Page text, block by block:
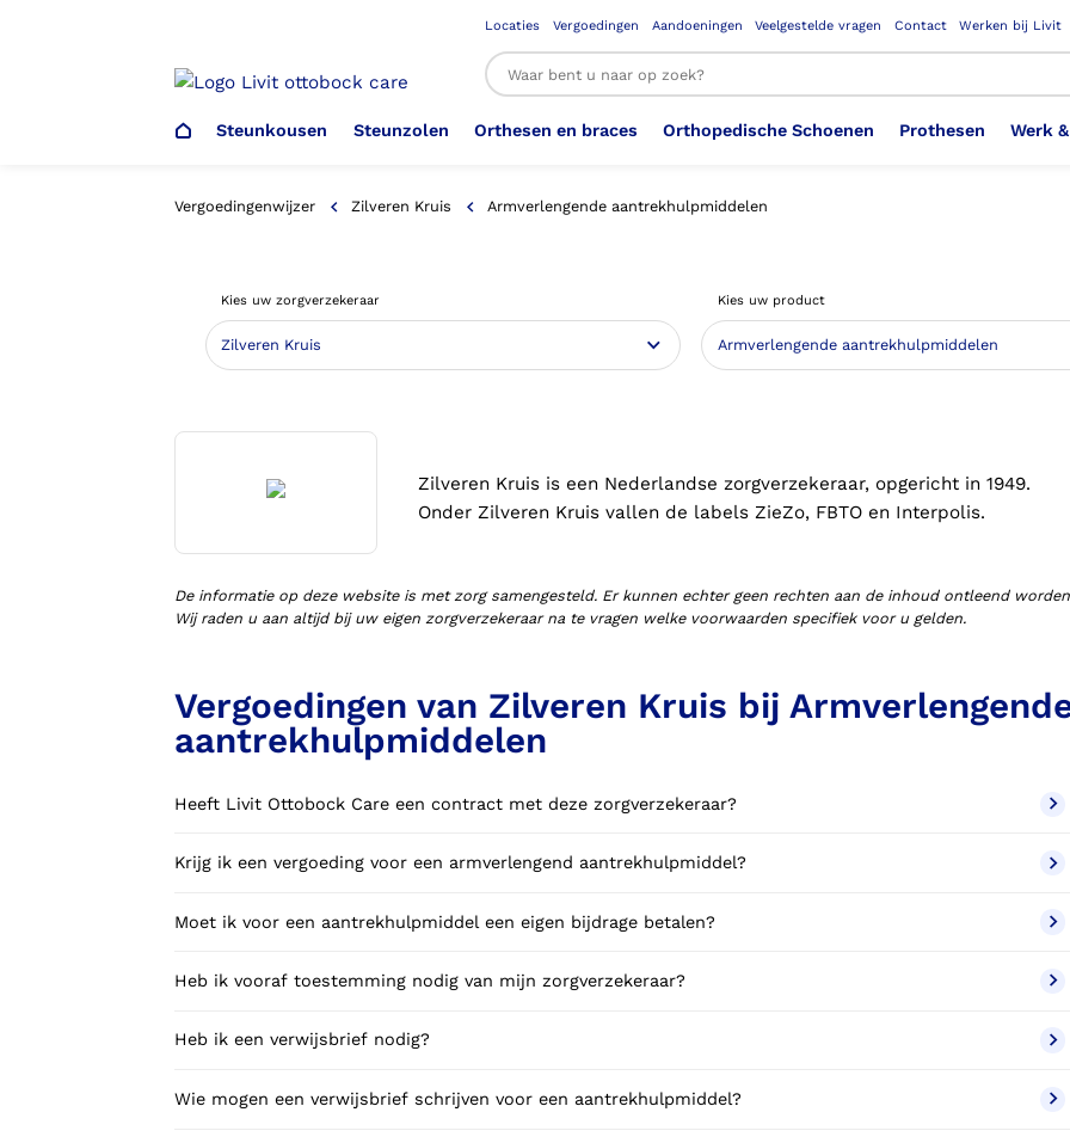
Locaties Vergoedingen Aandoeningen Veelgestelde vragen Contact Werken bij Livit
Steunkousen
Steunkousen (klasse 1)
Kousen (klasse 2)
Aantrekhulpen
Steunzolen
Steunzolen 3D geprinte steunzolen
Voetdrukmeting
Orthesen en braces
Arm Elleboog Been Knie
Heup Bekken Lies Hoofd Nek
Orthopedische Schoenen
Schoenencatalogus Orthopedische Schoenen OSA
Ambulo Badschoenen
schoenen (VLOS)
Prothesen
Armprothese Bovenbeenprothese
Elleboogprothese Hand & Vinger prothese
Onderbeenprothese
Werk
Werkgever
Werknemer
Vergoedingenwijzer Zilveren Kruis Armverlengende aantrekhulpmiddelen
Kies uw zorgverzekeraar Kies uw product
Zilveren Kruis is een Nederlandse zorgverzekeraar, opgericht in 1949.
Onder Zilveren Kruis vallen de labels ZieZo, FBTO en Interpolis.
De informatie op deze website is met zorg samengesteld. Er kunnen echter geen rechten aan de inhoud ontleend
Wij raden u aan altijd bij uw eigen zorgverzekeraar na te vragen welke voorwaarden specifiek voor u gelden.
Vergoedingen van Zilveren Kruis bij
aantrekhulpmiddelen
Heeft Livit Ottobock Care een contract met deze zorgverzekeraar?
Krijg ik een vergoeding voor een armverlengend aantrekhulpmiddel?
Moet ik voor een aantrekhulpmiddel een eigen bijdrage betalen?
Heb ik vooraf toestemming nodig van mijn zorgverzekeraar?
Heb ik een verwijsbrief nodig?
Wie mogen een verwijsbrief schrijven voor een aantrekhulpmiddel?